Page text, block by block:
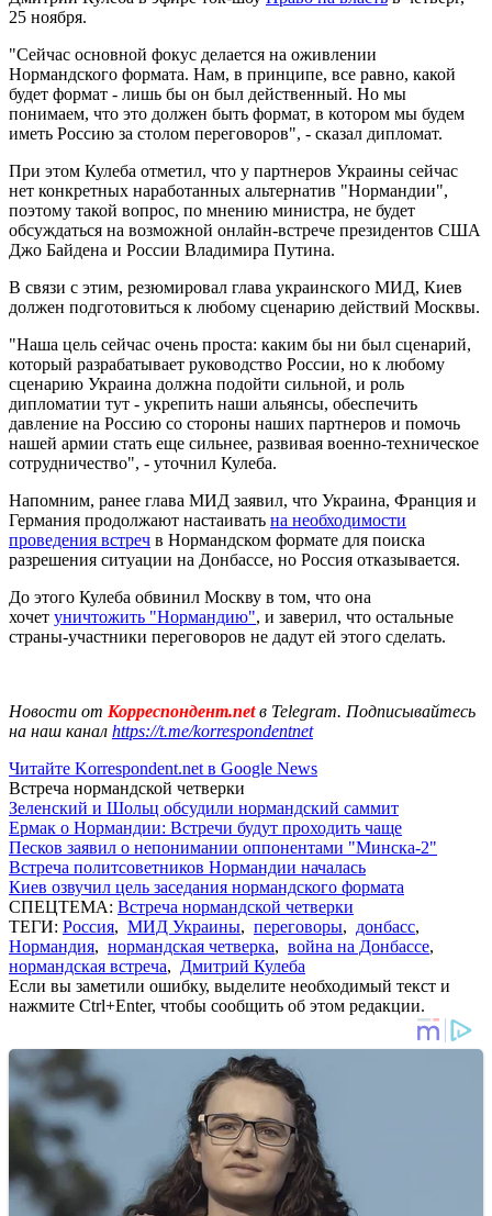
25 ноября.
"Сейчас основной фокус делается на оживлении
Нормандского формата. Нам, в принципе, все равно, какой
будет формат - лишь бы он был действенный. Но мы
понимаем, что это должен быть формат, в котором мы будем
иметь Россию за столом переговоров", - сказал дипломат.
При этом Кулеба отметил, что у партнеров Украины сейчас
нет конкретных наработанных альтернатив "Нормандии",
поэтому такой вопрос, по мнению министра, не будет
обсуждаться на возможной онлайн-встрече президентов США
Джо Байдена и России Владимира Путина.
В связи с этим, резюмировал глава украинского МИД, Киев
должен подготовиться к любому сценарию действий Москвы.
"Наша цель сейчас очень проста: каким бы ни был сценарий,
который разрабатывает руководство России, но к любому
сценарию Украина должна подойти сильной, и роль
дипломатии тут - укрепить наши альянсы, обеспечить
давление на Россию со стороны наших партнеров и помочь
нашей армии стать еще сильнее, развивая военно-техническое
сотрудничество", - уточнил Кулеба.
Напомним, ранее глава МИД заявил, что Украина, Франция и
Германия продолжают настаивать на необходимости
проведения встреч в Нормандском формате для поиска
разрешения ситуации на Донбассе, но Россия отказывается.
До этого Кулеба обвинил Москву в том, что она
хочет уничтожить "Нормандию", и заверил, что остальные
страны-участники переговоров не дадут ей этого сделать.
Новости от Корреспондент.netв Telegram. Подписывайтесь
на наш канал https://t.me/korrespondentnet
Читайте Korrespondent.net в Google News
Встреча нормандской четверки
Зеленский и Шольц обсудили нормандский саммит
Ермак о Нормандии: Встречи будут проходить чаще
Песков заявил о непонимании оппонентами "Минска-2"
Встреча политсоветников Нормандии началась
Киев озвучил цель заседания нормандского формата
СПЕЦТЕМА: Встреча нормандской четверки
ТЕГИ: Россия, МИД Украины, переговоры, донбасс,
Нормандия, нормандская четверка, война на Донбассе,
нормандская встреча, Дмитрий Кулеба
Если вы заметили ошибку, выделите необходимый текст и
нажмите Ctrl+Enter, чтобы сообщить об этом редакции.